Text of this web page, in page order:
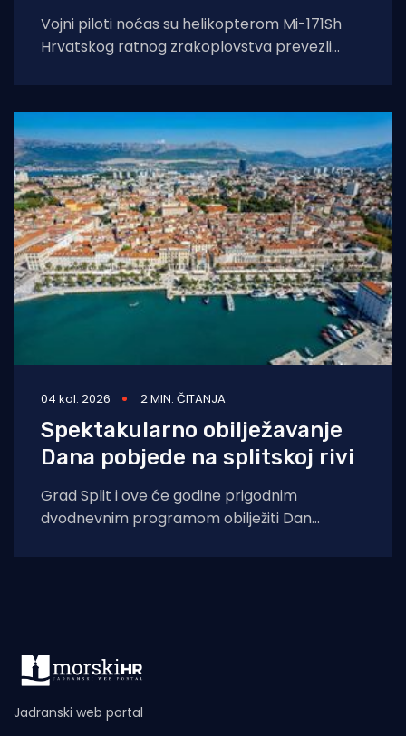
Vojni piloti noćas su helikopterom Mi-171Sh
Hrvatskog ratnog zrakoplovstva prevezli
04 kol. 2026 2 MIN. ČITANJA
Spektakularno obilježavanje
Dana pobjede na splitskoj rivi
Grad Split i ove će godine prigodnim
dvodnevnim programom obilježiti Dan
Jadranski web portal